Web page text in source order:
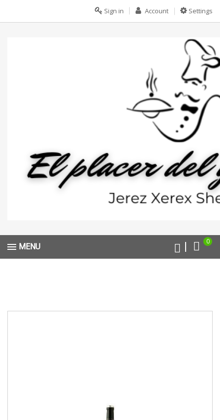
Settings
Account
Sign in
0
MENU